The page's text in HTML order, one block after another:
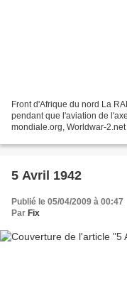
Front d'Afrique du nord La
pendant que l'aviation de
mondiale.org, Worldwar-
5 Avril 1942
Publié le 05/04/2009 à 00:47
Par Fix